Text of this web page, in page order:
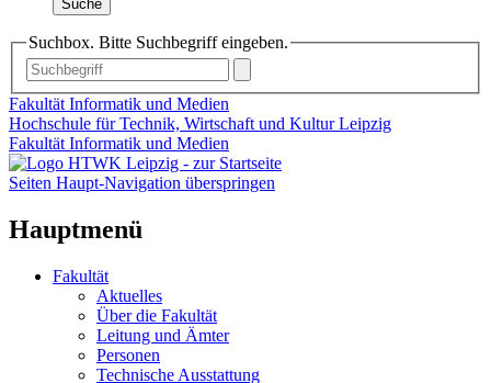
Suche
Suchbox. Bitte Suchbegriff eingeben.
Fakultät Informatik und Medien
Hochschule für Technik, Wirtschaft und Kultur Leipzig
Fakultät Informatik und Medien
Seiten Haupt-Navigation überspringen
Hauptmenü
Fakultät
Aktuelles
Über die Fakultät
Leitung und Ämter
Personen
Technische Ausstattung